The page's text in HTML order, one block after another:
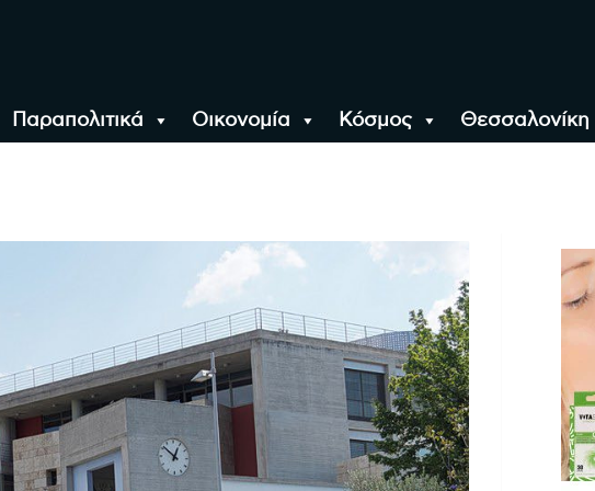
Παραπολιτικά Οικονομία Κόσμος Θεσσαλονίκη